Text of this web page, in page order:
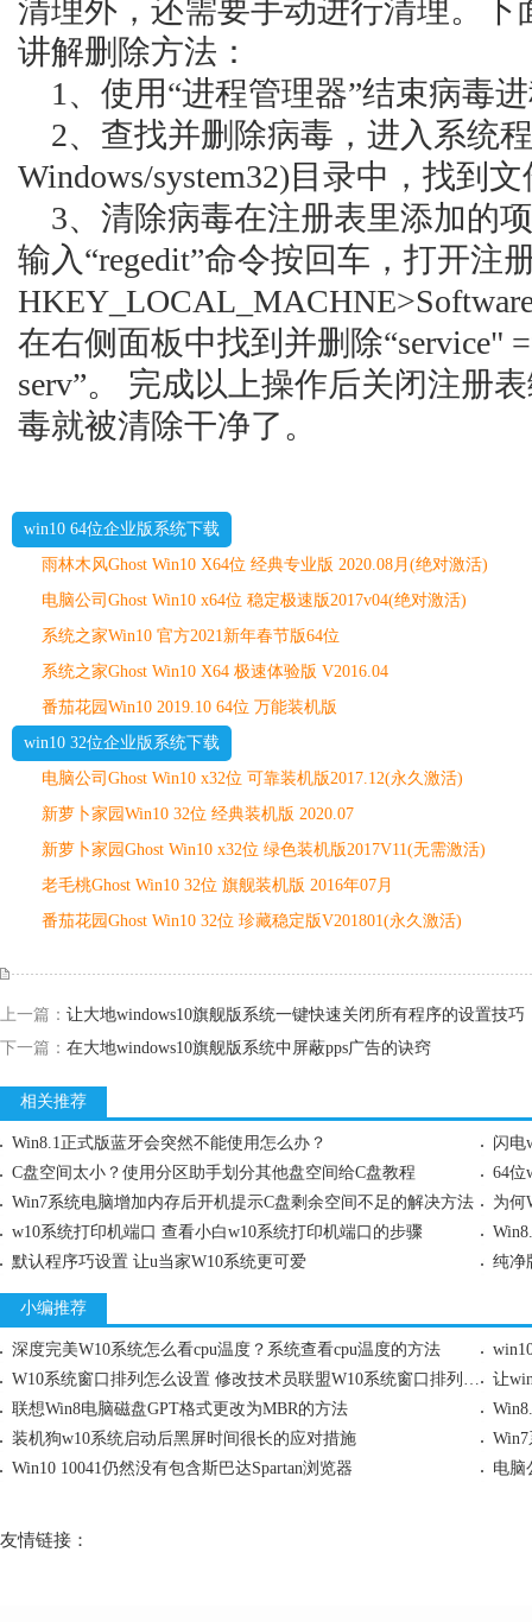
清理外，还需要手动进行清理。
讲解删除方法：
1、使用“进程管理器”结束病毒进
2、查找并删除病毒，进入系统程
Windows/system32)目录中，找到
3、清除病毒在注册表里添加的
输入“regedit”命令按回车，打开注
在右侧面板中找到并删除“service"
serv”。 完成以上操作后关闭注册
毒就被清除干净了。
win10 64位企业版系统下载
雨林木风Ghost Win10 X64位 经典专业版 2020.08月(绝对激活)
电脑公司Ghost Win10 x64位 稳定极速版2017v04(绝对激活)
系统之家Win10 官方2021新年春节版64位
系统之家Ghost Win10 X64 极速体验版 V2016.04
番茄花园Win10 2019.10 64位 万能装机版
win10 32位企业版系统下载
电脑公司Ghost Win10 x32位 可靠装机版2017.12(永久激活)
新萝卜家园Win10 32位 经典装机版 2020.07
新萝卜家园Ghost Win10 x32位 绿色装机版2017V11(无需激活)
老毛桃Ghost Win10 32位 旗舰装机版 2016年07月
番茄花园Ghost Win10 32位 珍藏稳定版V201801(永久激活)
上一篇： 让大地windows10旗舰版系统一键快速关闭所有程序的设置技巧
下一篇： 在大地windows10旗舰版系统中屏蔽pps广告的诀窍
相关推荐
Win8.1正式版蓝牙会突然不能使用怎么办？
闪电
C盘空间太小？使用分区助手划分其他盘空间给C盘教程
64位
Win7系统电脑增加内存后开机提示C盘剩余空间不足的解决方法
为何
w10系统打印机端口 查看小白w10系统打印机端口的步骤
默认程序巧设置 让u当家W10系统更可爱
小编推荐
深度完美W10系统怎么看cpu温度？系统查看cpu温度的方法
W10系统窗口排列怎么设置 修改技术员联盟W10系统窗口排列的方法
让
联想Win8电脑磁盘GPT格式更改为MBR的方法
装机狗w10系统启动后黑屏时间很长的应对措施
Win10 10041仍然没有包含斯巴达Spartan浏览器
电脑
友情链接：